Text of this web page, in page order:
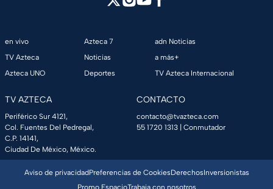
en vivo
TV Azteca
Azteca UNO
Azteca 7
Noticias
Deportes
adn Noticias
a más+
TV Azteca Internacional
TV AZTECA
Periférico Sur 4121,
Col. Fuentes Del Pedregal,
C.P. 14141,
Ciudad De México, México.
CONTACTO
contacto@tvazteca.com
55 1720 1313 | Conmutador
Aviso de privacidadPreferencias de CookiesDerechosInversionistas
Promo EspacioTrabaja con nosotros